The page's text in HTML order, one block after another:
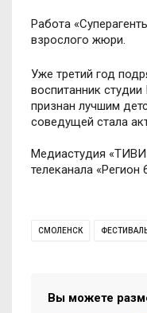
Работа
взрослого жюри.
Уже третий год
воспитанник
признан лучшим
соведущей стала
Медиастудия
телеканала
СМОЛЕНСК
Вы можете